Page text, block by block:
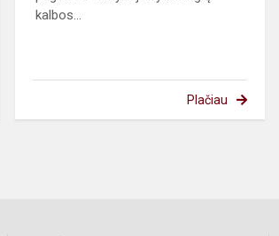
kalbos...
Plačiau